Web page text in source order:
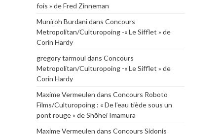
fois » de Fred Zinneman
Muniroh Burdanidans Concours
Metropolitan/Culturopoing -« Le Sifflet » de
Corin Hardy
gregory tarmoul dans Concours
Metropolitan/Culturopoing -« Le Sifflet » de
Corin Hardy
Maxime Vermeulen dans Concours Roboto
Films/Culturopoing : « De l’eau tiède sous un
pont rouge » de Shōhei Imamura
Maxime Vermeulen dans Concours Sidonis